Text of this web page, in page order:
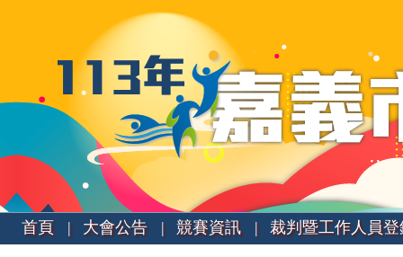
首頁 | 大會公告 | 競賽資訊 | 裁判暨工作人員